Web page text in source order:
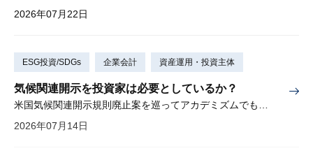
2026年07月22日
ESG投資/SDGs 企業会計 資産運用・投資主体
気候関連開示を投資家は必要としているか？
2026年07月14日